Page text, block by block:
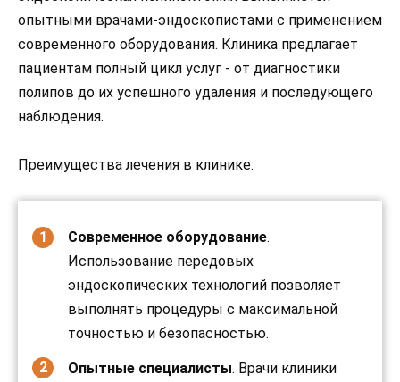
опытными врачами-эндоскопистами с применением
современного оборудования. Клиника предлагает
пациентам полный цикл услуг - от диагностики
полипов до их успешного удаления и последующего
наблюдения.
Преимущества лечения в клинике:
Современное оборудование.
Использование передовых
эндоскопических технологий позволяет
выполнять процедуры с максимальной
точностью и безопасностью.
Опытные специалисты. Врачи клиники